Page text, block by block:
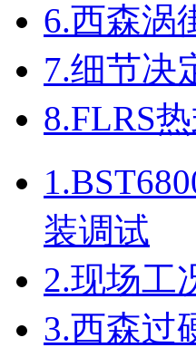
6.西森涡
7.细节决
8.FLRS
1.
装调试
2.现场工
3.西森过